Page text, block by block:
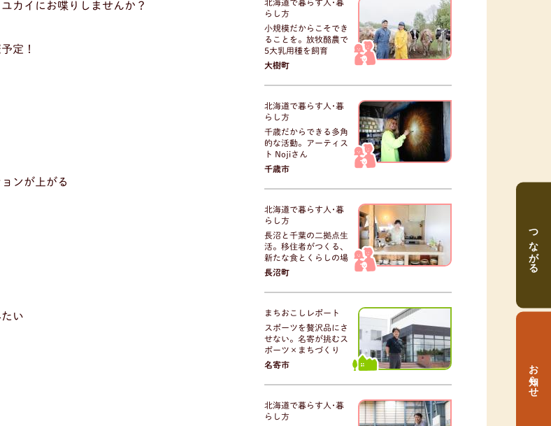
カイにお喋りしませんか？
定！
ンが上がる
い
北海道で暮らす人･暮
らし方
小規模だからこそでき
ることを。放牧酪農で
5大乳用種を飼育
大樹町
北海道で暮らす人･暮
らし方
千歳だからできる多角
的な活動。アーティス
ト Nojiさん
千歳市
北海道で暮らす人･暮
らし方
長沼と千葉の二拠点生
活。移住者がつくる、
新たな食とくらしの場
長沼町
まちおこしレポート
スポーツを贅沢品にさ
せない。名寄が挑むス
ポーツ×まちづくり
名寄市
北海道で暮らす人･暮
らし方
つながる
お知らせ